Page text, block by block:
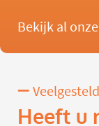
Bekijk al
Heeft u